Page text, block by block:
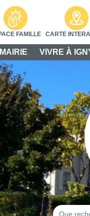
FAMILLE CARTE
VIVRE À
Rechercher